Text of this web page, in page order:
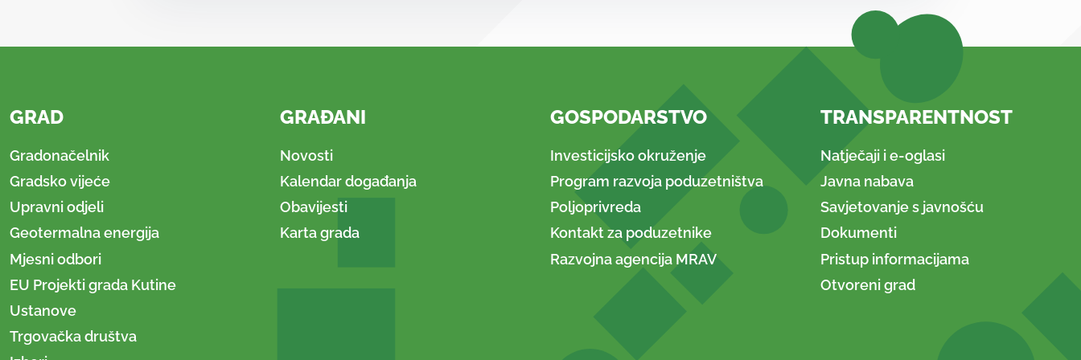
GRAD
Gradonačelnik
Gradsko vijeće
Upravni odjeli
Geotermalna energija
Mjesni odbori
EU Projekti grada Kutine
Ustanove
Trgovačka društva
GRAĐANI
Novosti
Kalendar događanja
Obavijesti
Karta grada
GOSPODARSTVO
Investicijsko okruženje
Program razvoja poduzetništva
Poljoprivreda
Kontakt za poduzetnike
Razvojna agencija MRAV
TRANSPARENTNOST
Natječaji i e-oglasi
Javna nabava
Savjetovanje s javnošću
Dokumenti
Pristup informacijama
Otvoreni grad